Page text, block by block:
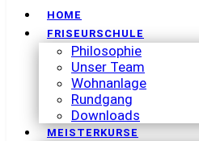
HOME
FRISEURSCHULE
Philosophie
Unser Team
Wohnanlage
Rundgang
Downloads
MEISTERKURSE